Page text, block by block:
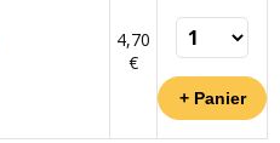
4,70
€